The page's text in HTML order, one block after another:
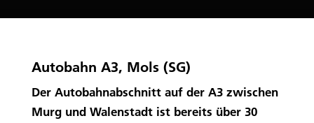
Autobahn A3, Mols (SG)
Der Autobahnabschnitt auf der A3 zwischen
Murg und Walenstadt ist bereits über 30